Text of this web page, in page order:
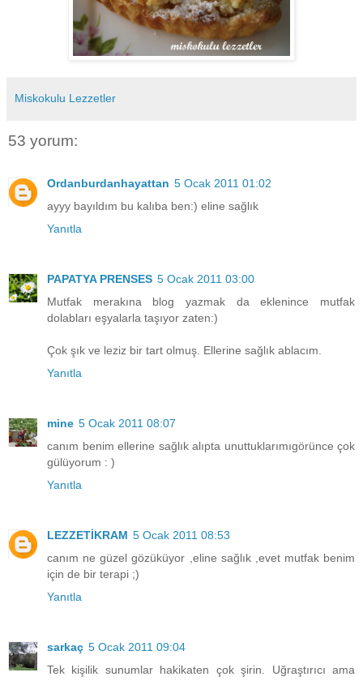
Miskokulu Lezzetler
53 yorum:
Ordanburdanhayattan 5 Ocak 2011 01:02
ayyy bayıldım bu kalıba ben:) eline sağlık
Yanıtla
PAPATYA PRENSES 5 Ocak 2011 03:00
Mutfak merakına blog yazmak da eklenince mutfak
dolabları eşyalarla taşıyor zaten:)
Çok şık ve leziz bir tart olmuş. Ellerine sağlık ablacım.
Yanıtla
mine 5 Ocak 2011 08:07
canım benim ellerine sağlık alıpta unuttuklarımıgörünce çok
gülüyorum : )
Yanıtla
LEZZETİKRAM 5 Ocak 2011 08:53
canım ne güzel gözüküyor ,eline sağlık ,evet mutfak benim
için de bir terapi ;)
Yanıtla
sarkaç 5 Ocak 2011 09:04
Tek kişilik sunumlar hakikaten çok şirin. Uğraştırıcı ama